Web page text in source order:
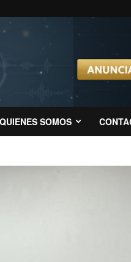
QUIENES SOMOS